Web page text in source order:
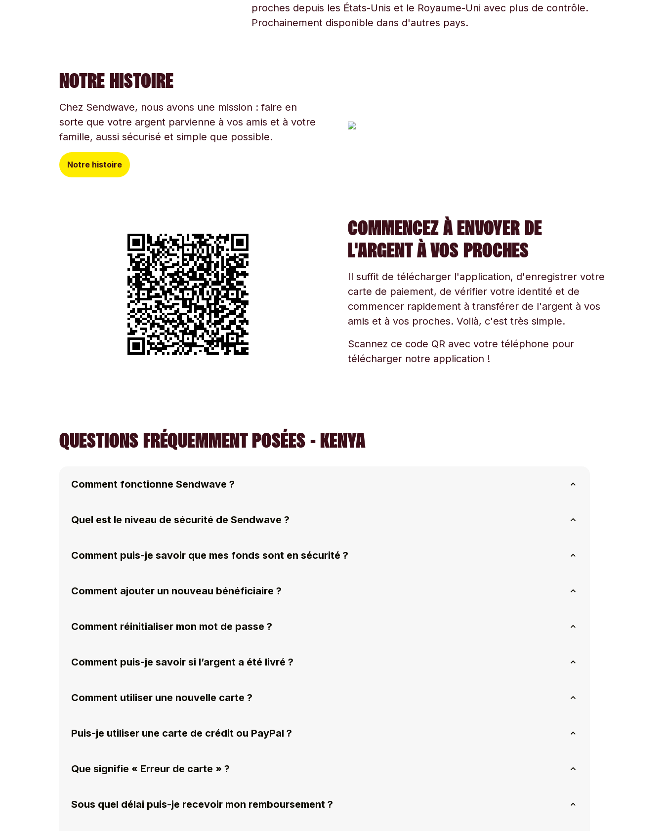
proches depuis les États-Unis et le Royaume-Uni avec plus de contrôle.
Prochainement disponible dans d'autres pays.
NOTRE HISTOIRE
Chez Sendwave, nous avons une mission : faire en
sorte que votre argent parvienne à vos amis et à votre
famille, aussi sécurisé et simple que possible.
Notre histoire
COMMENCEZ À ENVOYER DE
L'ARGENT À VOS PROCHES
Il suffit de télécharger l'application, d'enregistrer votre
carte de paiement, de vérifier votre identité et de
commencer rapidement à transférer de l'argent à vos
amis et à vos proches. Voilà, c'est très simple.
Scannez ce code QR avec votre téléphone pour
télécharger notre application !
QUESTIONS FRÉQUEMMENT POSÉES - KENYA
Comment fonctionne Sendwave ?
Quel est le niveau de sécurité de Sendwave ?
Comment puis-je savoir que mes fonds sont en sécurité ?
Comment ajouter un nouveau bénéficiaire ?
Comment réinitialiser mon mot de passe ?
Comment puis-je savoir si l’argent a été livré ?
Comment utiliser une nouvelle carte ?
Puis-je utiliser une carte de crédit ou PayPal ?
Que signifie « Erreur de carte » ?
Sous quel délai puis-je recevoir mon remboursement ?